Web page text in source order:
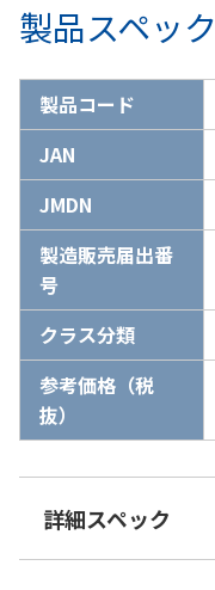
製品スペック
製品コード
JAN
JMDN
製造販売届出番
号
クラス分類
参考価格（税
抜）
詳細スペック